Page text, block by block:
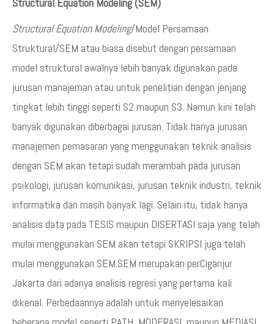
Structural Equation Modeling/Model Persamaan
Struktural/SEM atau biasa disebut dengan persamaan
model struktural awalnya lebih banyak digunakan pada
jurusan manajeman atau untuk penelitian dengan jenjang
tingkat lebih tinggi seperti S2 maupun S3. Namun kini telah
banyak digunakan diberbagai jurusan. Tidak hanya jurusan
manajemen pemasaran yang menggunakan teknik analisis
dengan SEM akan tetapi sudah merambah pada jurusan
psikologi, jurusan komunikasi, jurusan teknik industri, teknik
informatika dan masih banyak lagi. Selain itu, tidak hanya
analisis data pada TESIS maupun DISERTASI saja yang telah
mulai menggunakan SEM akan tetapi SKRIPSI juga telah
mulai menggunakan SEM.SEM merupakan perCiganjur
Jakarta dari adanya analisis regresi yang pertama kali
dikenal. Perbedaannya adalah untuk menyelesaikan